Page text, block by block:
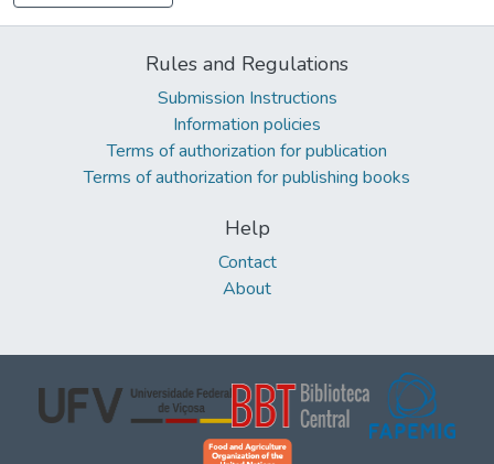
Rules and Regulations
Submission Instructions
Information policies
Terms of authorization for publication
Terms of authorization for publishing books
Help
Contact
About